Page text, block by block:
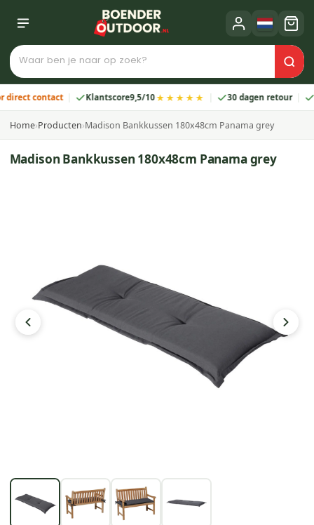
contact Klantscore9,5/10★★★★★ 30 dagen retour 2
Home›Producten›Madison Bankkussen 180x48cm Panama grey
Madison Bankkussen 180x48cm Panama grey